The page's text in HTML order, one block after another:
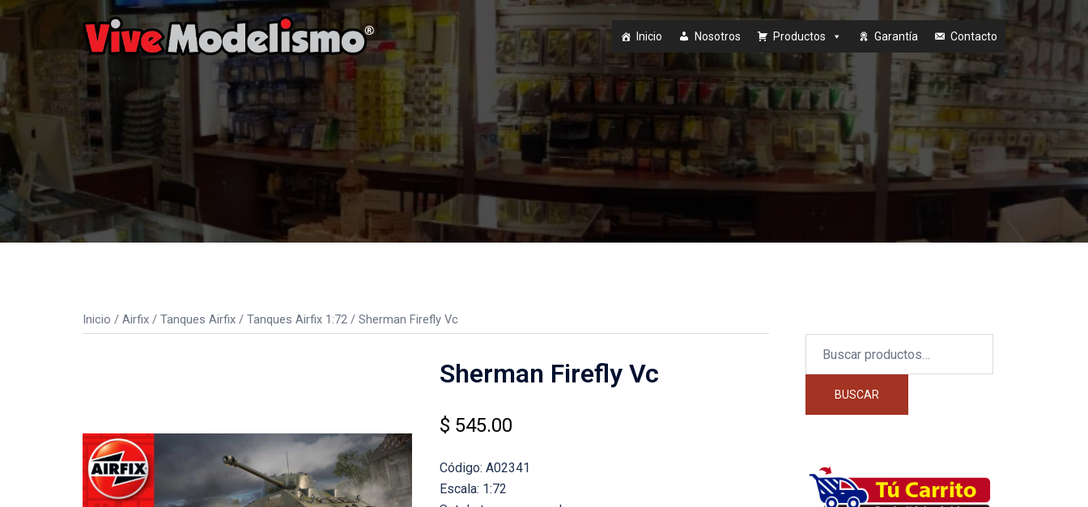
Saltar
contenido
Inicio Nosotros Productos Garantía Contacto
Inicio / Airfix / Tanques Airfix / Tanques Airfix 1:72 / Sherman Firefly Vc
Sherman Firefly Vc
$ 545.00
Código: A02341
Escala: 1:72
por:
BUSCAR